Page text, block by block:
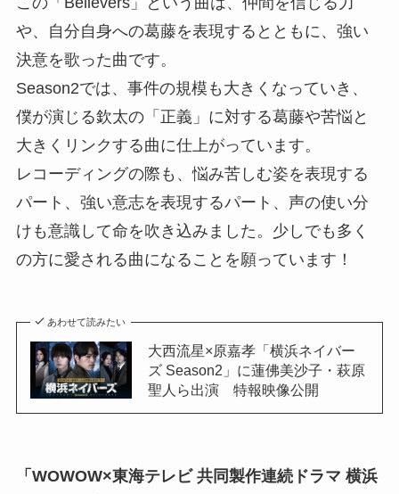
や、自分自身への葛藤を表現するとともに、強い
決意を歌った曲です。
Season2では、事件の規模も大きくなっていき、
僕が演じる欽太の「正義」に対する葛藤や苦悩と
大きくリンクする曲に仕上がっています。
レコーディングの際も、悩み苦しむ姿を表現する
パート、強い意志を表現するパート、声の使い分
けも意識して命を吹き込みました。少しでも多く
の方に愛される曲になることを願っています！
あわせて読みたい
大西流星×原嘉孝「横浜ネイバー
ズ Season2」に蓮佛美沙子・萩原
聖人ら出演 特報映像公開
「WOWOW×東海テレビ 共同製作連続ドラマ 横浜